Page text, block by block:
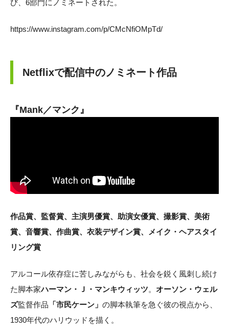
び、6部門にノミネートされた。
https://www.instagram.com/p/CMcNfiOMpTd/
Netflixで配信中のノミネート作品
『Mank／マンク』
作品賞、監督賞、主演男優賞、助演女優賞、撮影賞、美術
賞、音響賞、作曲賞、衣装デザイン賞、メイク・ヘアスタイ
リング賞
アルコール依存症に苦しみながらも、社会を鋭く風刺し続け
た脚本家ハーマン・Ｊ・マンキウィッツ。 オーソン・ウェル
ズ監督作品 「市民ケーン」 の脚本執筆を急ぐ彼の視点から、
1930年代のハリウッドを描く。